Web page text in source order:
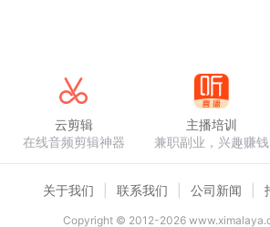
云剪辑
在线音频剪辑神器
主播培训
兼职副业，兴趣赚钱
关于我们 联系我们 公司新闻
Copyright © 2012-2026